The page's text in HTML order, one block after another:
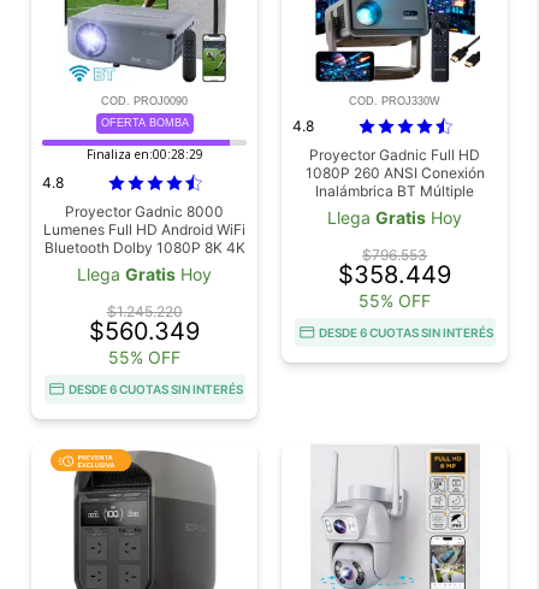
COD. PROJ0090
OFERTA BOMBA
Finaliza en:00:28:27
4.8
Proyector Gadnic 8000
Lumenes Full HD Android WiFi
Bluetooth Dolby 1080P 8K 4K
Llega Gratis Hoy
$1.245.220
$560.349
55% OFF
DESDE 6 CUOTAS SIN INTERÉS
COD. PROJ330W
4.8
Proyector Gadnic Full HD
1080P 260 ANSI Conexión
Inalámbrica BT Múltiple
Conectividad
Llega Gratis Hoy
$796.553
$358.449
55% OFF
DESDE 6 CUOTAS SIN INTERÉS